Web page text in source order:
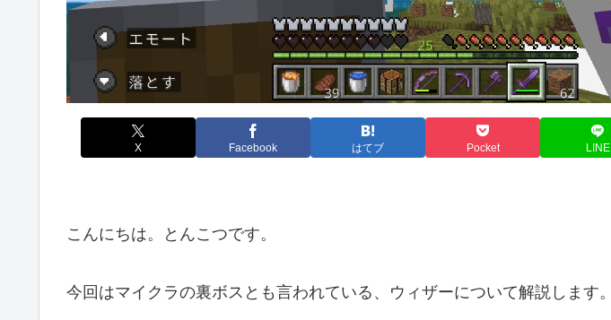
X Facebook はてブ Pocket LINE
こんにちは。とんこつです。
今回はマイクラの裏ボスとも言われている、ウィザーについて解説します。